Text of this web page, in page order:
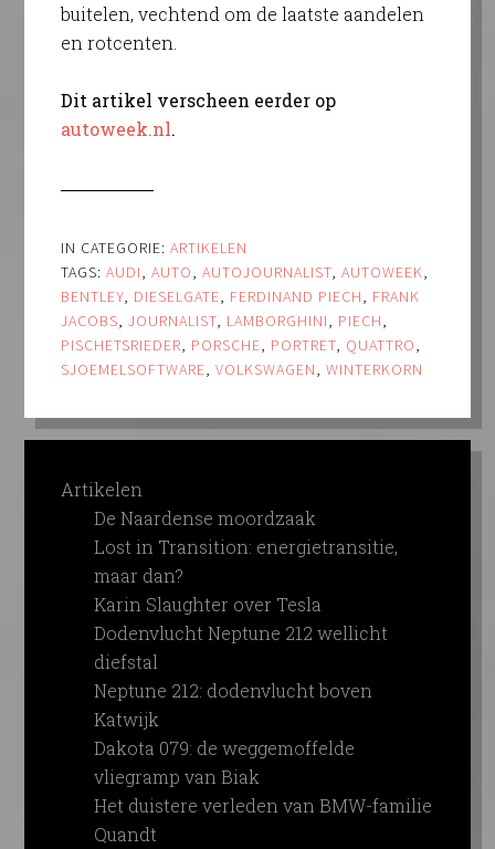
buitelen, vechtend om de laatste aandelen
en rotcenten.
Dit artikel verscheen eerder op
autoweek.nl.
IN CATEGORIE: ARTIKELEN
TAGS: AUDI, AUTO, AUTOJOURNALIST, AUTOWEEK,
BENTLEY, DIESELGATE, FERDINAND PIECH, FRANK
JACOBS, JOURNALIST, LAMBORGHINI, PIECH,
PISCHETSRIEDER, PORSCHE, PORTRET, QUATTRO,
SJOEMELSOFTWARE, VOLKSWAGEN, WINTERKORN
Artikelen
De Naardense moordzaak
Lost in Transition: energietransitie,
maar dan?
Karin Slaughter over Tesla
Dodenvlucht Neptune 212 wellicht
diefstal
Neptune 212: dodenvlucht boven
Katwijk
Dakota 079: de weggemoffelde
vliegramp van Biak
Het duistere verleden van BMW-familie
Quandt